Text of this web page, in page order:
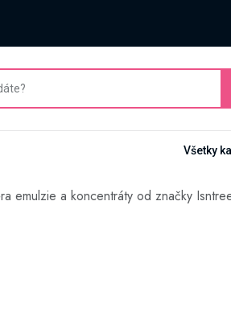
Všetky
emulzie a koncentráty od značky